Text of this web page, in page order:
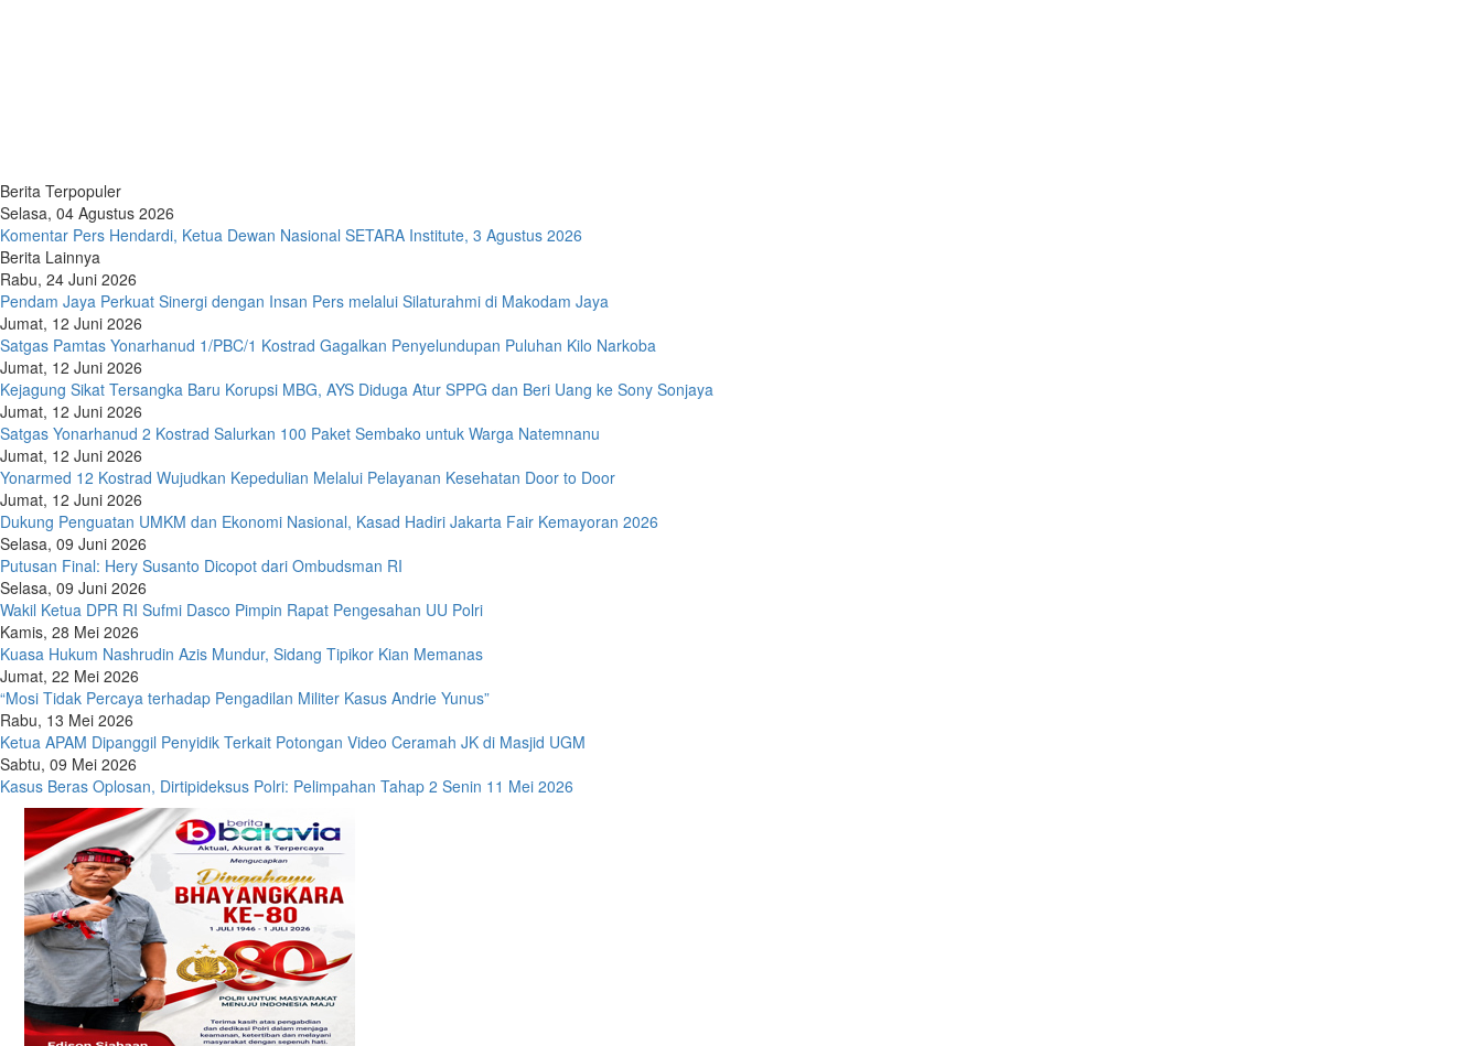
Berita Terpopuler
Selasa, 04 Agustus 2026
Komentar Pers Hendardi, Ketua Dewan Nasional SETARA Institute, 3 Agustus 2026
Berita Lainnya
Rabu, 24 Juni 2026
Pendam Jaya Perkuat Sinergi dengan Insan Pers melalui Silaturahmi di Makodam Jaya
Jumat, 12 Juni 2026
Satgas Pamtas Yonarhanud 1/PBC/1 Kostrad Gagalkan Penyelundupan Puluhan Kilo Narkoba
Jumat, 12 Juni 2026
Kejagung Sikat Tersangka Baru Korupsi MBG, AYS Diduga Atur SPPG dan Beri Uang ke Sony Sonjaya
Jumat, 12 Juni 2026
Satgas Yonarhanud 2 Kostrad Salurkan 100 Paket Sembako untuk Warga Natemnanu
Jumat, 12 Juni 2026
Yonarmed 12 Kostrad Wujudkan Kepedulian Melalui Pelayanan Kesehatan Door to Door
Jumat, 12 Juni 2026
Dukung Penguatan UMKM dan Ekonomi Nasional, Kasad Hadiri Jakarta Fair Kemayoran 2026
Selasa, 09 Juni 2026
Putusan Final: Hery Susanto Dicopot dari Ombudsman RI
Selasa, 09 Juni 2026
Wakil Ketua DPR RI Sufmi Dasco Pimpin Rapat Pengesahan UU Polri
Kamis, 28 Mei 2026
Kuasa Hukum Nashrudin Azis Mundur, Sidang Tipikor Kian Memanas
Jumat, 22 Mei 2026
“Mosi Tidak Percaya terhadap Pengadilan Militer Kasus Andrie Yunus”
Rabu, 13 Mei 2026
Ketua APAM Dipanggil Penyidik Terkait Potongan Video Ceramah JK di Masjid UGM
Sabtu, 09 Mei 2026
Kasus Beras Oplosan, Dirtipideksus Polri: Pelimpahan Tahap 2 Senin 11 Mei 2026